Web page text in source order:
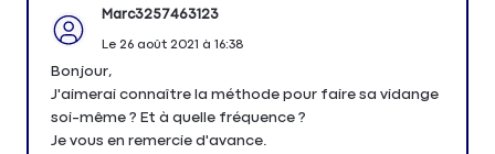
Marc3257463123
Le 26 août 2021 à 16:38
Bonjour,
J'aimerai connaître la méthode pour faire sa vidange
soi-même ? Et à quelle fréquence ?
Je vous en remercie d'avance.